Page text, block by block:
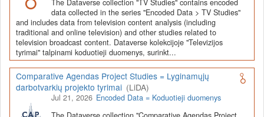
visi ištekliai prieinami, nes 2020-2029 m. vykdomas perkėlimo iš
senosios infrastruktūros projektas). LiDA kuruoja įvairių tipų
išteklius ir jie publikuojami atskiruose kataloguose pagal tipą:
Apklausų duomenys ,Interviu duomenys,Agreguotieji duomenys
(įskaitant Istorinę statistiką),Tekstiniai duomenys
duomenys(įskaitant Žiniasklaidos tyrimus). Taip pat LiDA
talpinami didelių nacionalinių projektų duomenys (Didelių projektų
duomenys) ir Lietuvos aukštojo mokslo ir studijų bei Lietuvos
valstybės institucijų deponuoti socialinių ir humanitarinių mokslų
duomenų rinkiniai (Kitų institucijų duomenys). Norintiemsišmokti
The Dataverse collection "TV Studies" contains encoded
data collected in the series "Encoded Data > TV Studies"
and includes data from television content analysis (including
traditional and online television) and other studies related to
television broadcast content. Dataverse kolekcijoje "Televizijos
tyrimai" talpinami koduotieji duomenys, surinkt...
Comparative Agendas Project Studies = Lyginamųjų
darbotvarkių projekto tyrimai (LiDA)
Jul 21, 2026 Encoded Data = Koduotieji duomenys